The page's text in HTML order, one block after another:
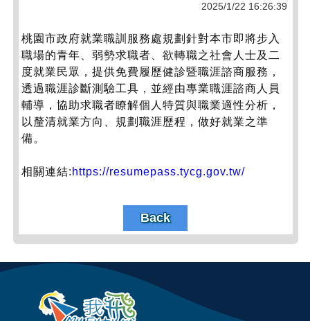
2025/1/22 16:26:39
桃園市政府就業職訓服務處規劃針對本市即將步入
職場的青年、弱勢求職者、欲轉職之社會人士及二
度就業民眾，提供免費履歷健診暨職涯諮商服務，
透過職涯診斷測驗工具，並經由專業職涯諮商人員
輔導，協助求職者瞭解個人特質與職業適性分析，
以釐清就業方向、規劃職涯歷程，做好就業之準
備。
相關連結: https://resumepass.tycg.gov.tw/
Back